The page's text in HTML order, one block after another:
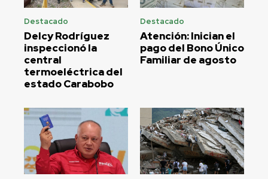
Destacado
Delcy Rodríguez
inspeccionó la
central
termoeléctrica del
estado Carabobo
Destacado
Atención: Inician el
pago del Bono Único
Familiar de agosto